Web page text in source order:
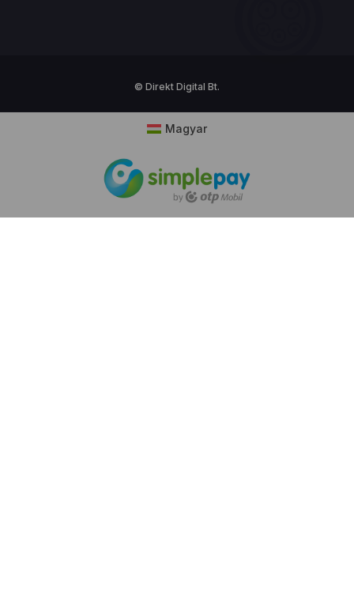
© Direkt Digital Bt.
Magyar